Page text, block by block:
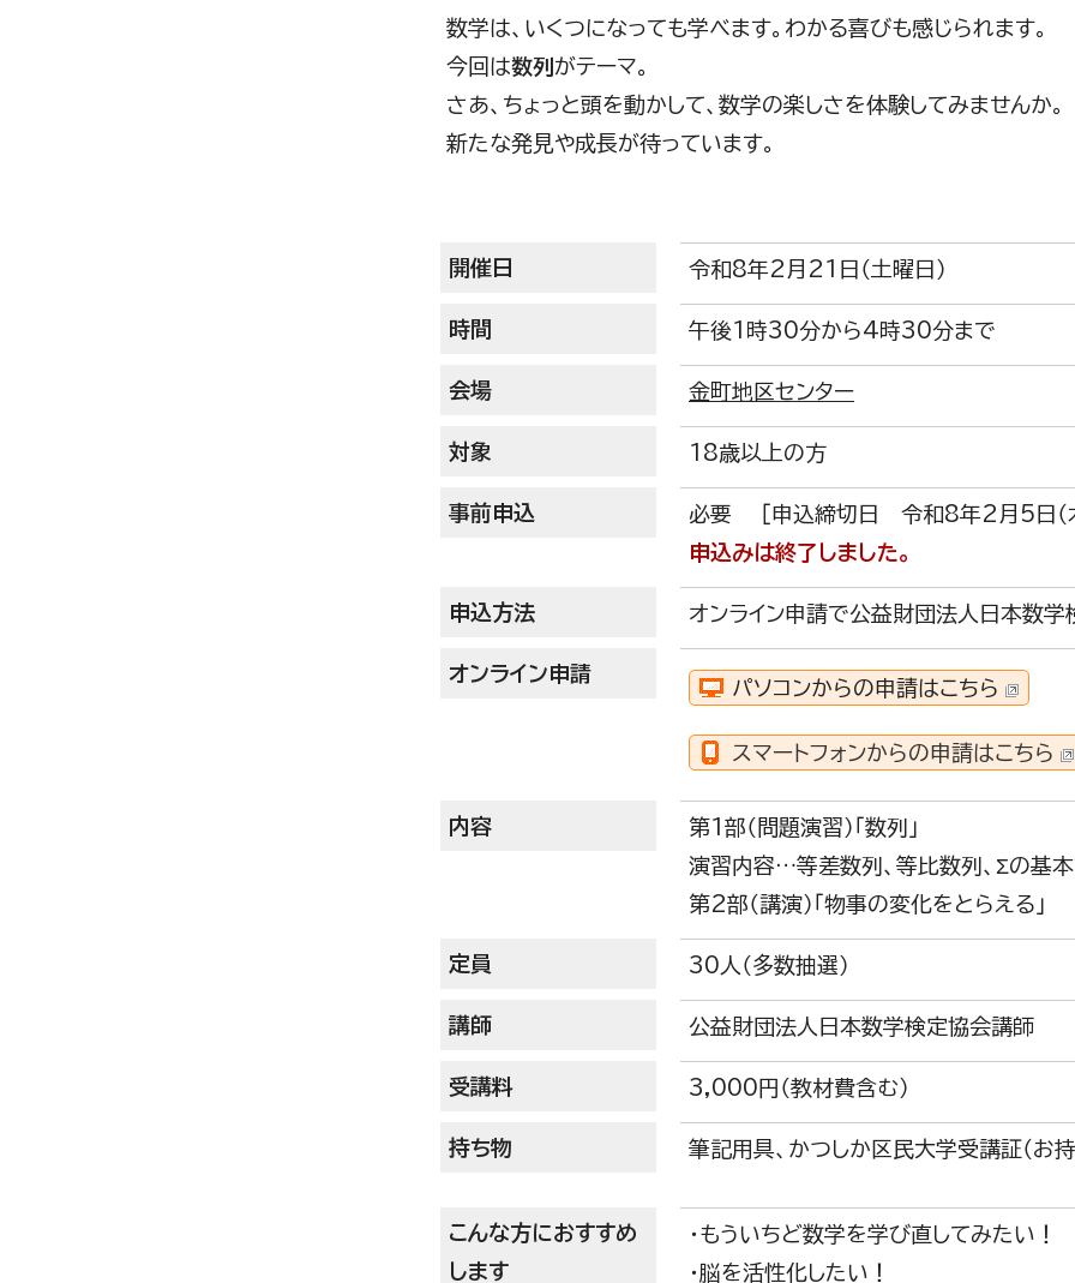
数学は、いくつになっても学べます。わかる喜びも感じられます。
今回は数列 がテーマ。
さあ、ちょっと頭を動かして、数学の楽しさを体験してみませんか
新たな発見や成長が待っています。
開催日 令和8年2月21日（土曜日）
時間 午後1時30分から4時30分まで
会場 金町地区センター
対象 18歳以上の方
事前申込
必要 ［申込締切日 令和8年2月5日（木
申込みは終了しました。
申込方法 オンライン申請で公益財団法人日本数学
オンライン申請
パソコンからの申請はこちら
スマートフォンからの申請はこちら
内容
第1部（問題演習）「数列」
演習内容…等差数列、等比数列、Σの基
第2部（講演）「物事の変化をとらえる」
定員 30人（多数抽選）
講師 公益財団法人日本数学検定協会講師
受講料 3,000円（教材費含む）
持ち物 筆記用具、かつしか区民大学受講証（お
こんな方におすすめ
します
・もういちど数学を学び直してみたい！
・脳を活性化したい！